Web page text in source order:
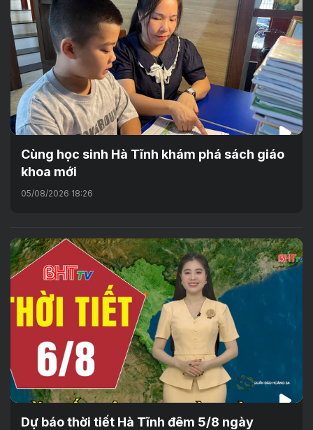
Cùng học sinh Hà Tĩnh khám phá sách giáo
khoa mới
05/08/2026 18:26
Dự báo thời tiết Hà Tĩnh đêm 5/8 ngày